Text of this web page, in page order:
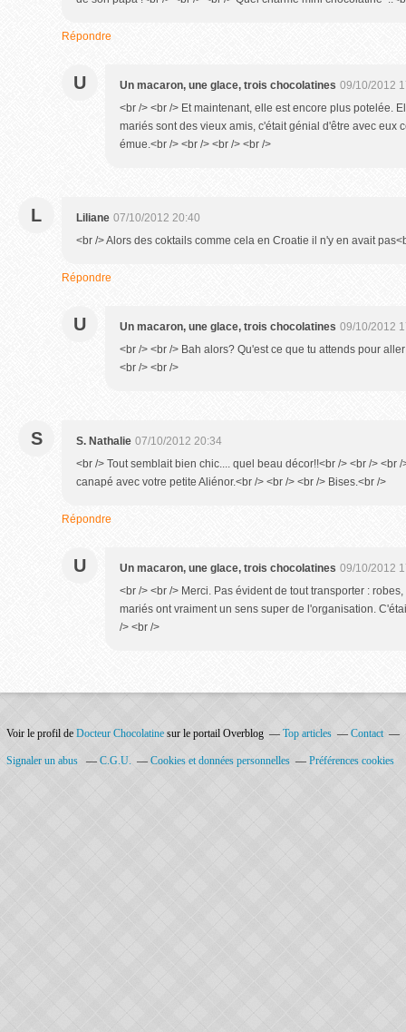
Répondre
U Un macaron, une glace, trois chocolatines 09/10/2012
<br /> <br /> Et maintenant, elle est encore plus potelée.
mariés sont des vieux amis, c'était génial d'être avec eux
émue.<br /> <br /> <br /> <br />
L Liliane 07/10/2012 20:40
<br /> Alors des coktails comme cela en Croatie il n'y en avait
Répondre
U Un macaron, une glace, trois chocolatines 09/10/2012
<br /> <br /> Bah alors? Qu'est ce que tu attends pour
<br /> <br />
S S. Nathalie 07/10/2012 20:34
<br /> Tout semblait bien chic.... quel beau décor!!<br /> <br /> <br
canapé avec votre petite Aliénor.<br /> <br /> <br /> Bises.<br />
Répondre
U Un macaron, une glace, trois chocolatines 09/10/2012
<br /> <br /> Merci. Pas évident de tout transporter :
mariés ont vraiment un sens super de l'organisation.
/> <br />
Voir le profil de Docteur Chocolatine sur le portail Overblog Top articles Contact
Signaler un abus C.G.U. Cookies et données personnelles Préférences cookies